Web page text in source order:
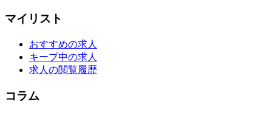
マイリスト
おすすめの求人
キープ中の求人
求人の閲覧履歴
コラム